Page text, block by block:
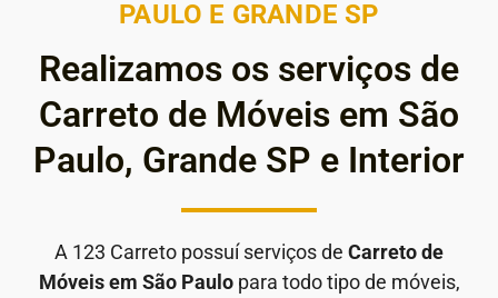
PAULO E GRANDE SP
Realizamos os serviços de
Carreto de Móveis em São
Paulo, Grande SP e Interior
A 123 Carreto possuí serviços de Carreto de
Móveis em São Paulopara todo tipo de móveis,